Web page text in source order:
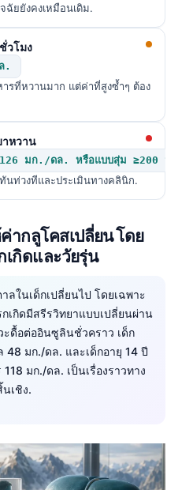
ฉัยยังคงเหมือนเดิม.
วโมง
.
รที่หวานมาก แต่ค่าที่สูงซ้ำๆ ต้อง
าหวาน
มก./ดล. หรือแบบสุ่ม ≥200 มก./
นท่วงทีและประเมินทางคลินิก.
ากลูโคสเปลี่ยน โดย
เกิดและวัยรุ่น
ลในเด็กเปลี่ยนไป โดยเฉพาะ
เกิดมีสรีรวิทยาแบบเปลี่ยนผ่าน
ดื้อต่ออินซูลินชั่วคราว เด็ก
48 มก./ดล. และเด็กอายุ 14 ปี
มก./ดล. เป็นเรื่องราวทาง
เชิง.